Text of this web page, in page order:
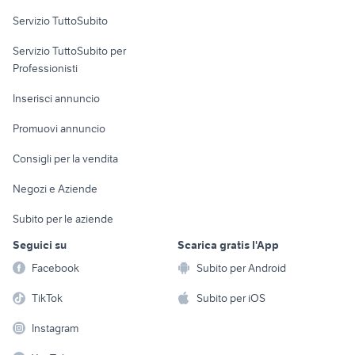
Informatica
Console e
Fotografia
Telefonia
Biciclette
Servizio TuttoSubito
Servizio TuttoSubito per
Professionisti
Inserisci annuncio
Promuovi annuncio
Consigli per la vendita
Negozi e Aziende
Subito per le aziende
Seguici su
Facebook
TikTok
Instagram
Scarica gratis l'App
Subito per Android
Subito per iOS